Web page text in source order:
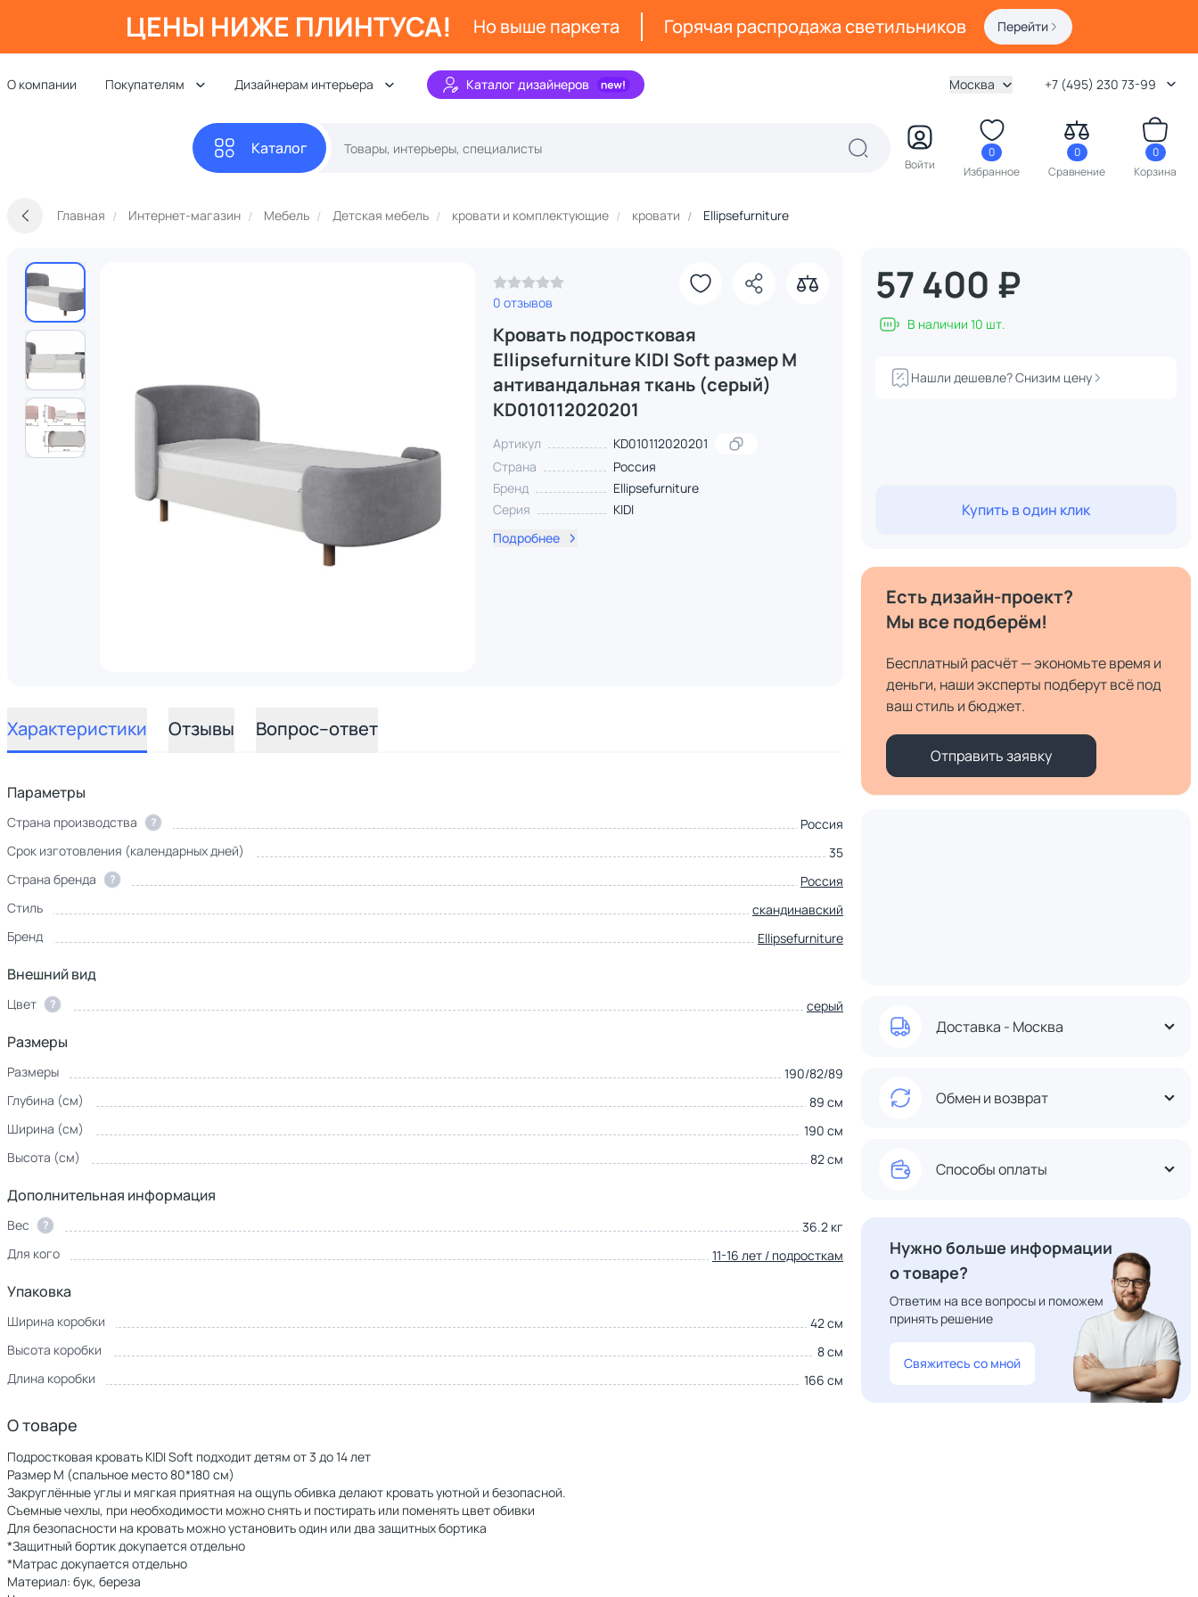
ЦЕНЫ НИЖЕ ПЛИНТУСА! Но выше паркета Горячая распродажа светильников Перейти
О компании Покупателям Дизайнерам интерьера Каталог дизайнеров Москва +7 (495) 230 73-99
Каталог
Войти
0
Избранное
0
Сравнение
0
Корзина
Главная Интернет-магазин Мебель Детская мебель кровати и комплектующие кровати Ellipsefurniture
0 отзывов
Кровать подростковая
Ellipsefurniture KIDI Soft размер М
антивандальная ткань (серый)
KD010112020201
Артикул
KD010112020201
Страна
Россия
Бренд
Ellipsefurniture
Серия
KIDI
Подробнее
Характеристики Отзывы Вопрос–ответ
Параметры
Страна производства ?
Россия
Срок изготовления (календарных дней)
35
Страна бренда
?
Россия
Стиль
скандинавский
Бренд
Ellipsefurniture
Внешний вид
Цвет ? серый
Размеры
Размеры
190/82/89
Глубина (см)
89 см
Ширина (см)
190 см
Высота (см)
82 см
Дополнительная информация
Вес ?
36.2 кг
Для кого
11-16 лет / подросткам
Упаковка
Ширина коробки
42 см
Высота коробки
8 см
Длина коробки
166 см
О товаре
Подростковая кровать KIDI Soft подходит детям от 3 до 14 лет
Размер М (спальное место 80*180 см)
Закруглённые углы и мягкая приятная на ощупь обивка делают кровать уютной и безопасной.
Съемные чехлы, при необходимости можно снять и постирать или поменять цвет обивки
Для безопасности на кровать можно установить один или два защитных бортика
*Защитный бортик докупается отдельно
*Матрас докупается отдельно
Материал: бук, береза
57 400 ₽
В наличии 10 шт.
Нашли дешевле? Снизим цену
Купить в один клик
Есть дизайн-проект?
Мы все подберём!
Бесплатный расчёт — экономьте время и
деньги, наши эксперты подберут всё под
ваш стиль и бюджет.
Отправить заявку
Доставка - Москва
Обмен и возврат
Способы оплаты
Нужно больше информации
о товаре?
Ответим на все вопросы и поможем
принять решение
Свяжитесь со мной